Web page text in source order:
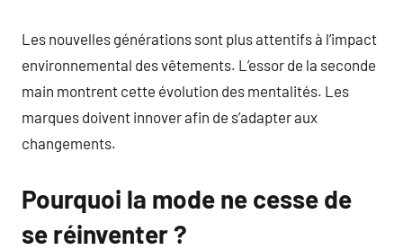
Les nouvelles générations sont plus attentifs à l’impact
environnemental des vêtements. L’essor de la seconde
main montrent cette évolution des mentalités. Les
marques doivent innover afin de s’adapter aux
changements.
Pourquoi la mode ne cesse de
se réinventer ?